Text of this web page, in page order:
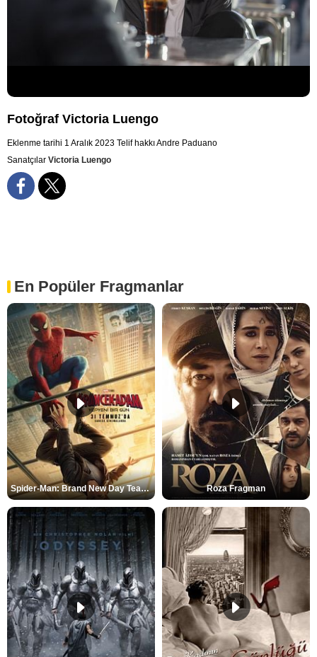
Fotoğraf Victoria Luengo
Eklenme tarihi 1 Aralık 2023 Telif hakkı Andre Paduano
Sanatçılar Victoria Luengo
En Popüler Fragmanlar
Spider-Man: Brand New Day Teaser Roza Fragman